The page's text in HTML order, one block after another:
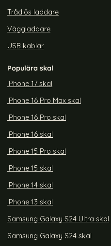
Trådlös laddare
Väggladdare
USB kablar
Populära skal
iPhone 17 skal
iPhone 16 Pro Max skal
iPhone 16 Pro skal
iPhone 16 skal
iPhone 15 Pro skal
iPhone 15 skal
iPhone 14 skal
iPhone 13 skal
Samsung Galaxy S24 Ultra skal
Samsung Galaxy S24 skal